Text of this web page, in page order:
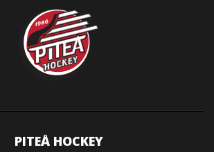
PITEÅ HOCKEY